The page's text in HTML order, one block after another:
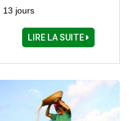
13 jours
LIRE LA SUITE